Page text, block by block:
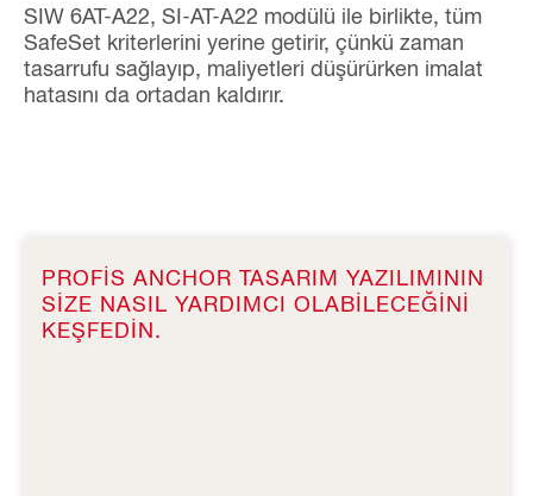
SIW 6AT-A22, SI-AT-A22 modülü ile birlikte, tüm
SafeSet kriterlerini yerine getirir, çünkü zaman
tasarrufu sağlayıp, maliyetleri düşürürken imalat
hatasını da ortadan kaldırır.
PROFIS ANCHOR TASARIM YAZILIMININ
SIZE NASIL YARDIMCI OLABILECEĞINI
KEŞFEDIN.